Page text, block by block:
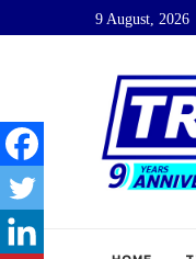
9 August, 2026